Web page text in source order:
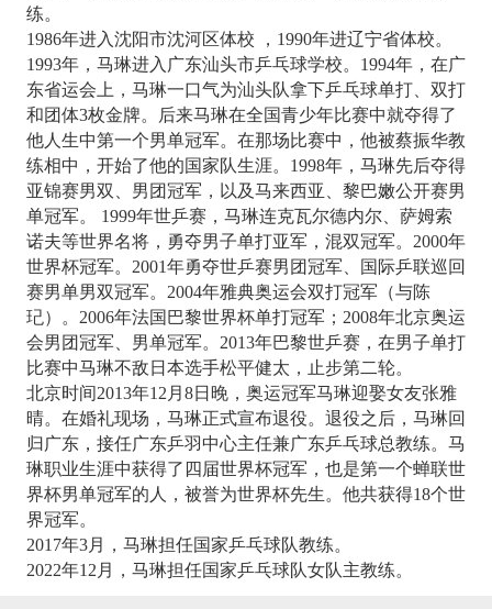
练。
1986年进入沈阳市沈河区体校 ，1990年进辽宁省体校。
1993年，马琳进入广东汕头市乒乓球学校。1994年，在广
东省运会上，马琳一口气为汕头队拿下乒乓球单打、双打
和团体3枚金牌。后来马琳在全国青少年比赛中就夺得了
他人生中第一个男单冠军。在那场比赛中，他被蔡振华教
练相中，开始了他的国家队生涯。1998年，马琳先后夺得
亚锦赛男双、男团冠军，以及马来西亚、黎巴嫩公开赛男
单冠军。 1999年世乒赛，马琳连克瓦尔德内尔、萨姆索
诺夫等世界名将，勇夺男子单打亚军，混双冠军。2000年
世界杯冠军。2001年勇夺世乒赛男团冠军、国际乒联巡回
赛男单男双冠军。2004年雅典奥运会双打冠军（与陈
玘）。2006年法国巴黎世界杯单打冠军；2008年北京奥运
会男团冠军、男单冠军。2013年巴黎世乒赛，在男子单打
比赛中马琳不敌日本选手松平健太，止步第二轮。
北京时间2013年12月8日晚，奥运冠军马琳迎娶女友张雅
晴。在婚礼现场，马琳正式宣布退役。退役之后，马琳回
归广东，接任广东乒羽中心主任兼广东乒乓球总教练。马
琳职业生涯中获得了四届世界杯冠军，也是第一个蝉联世
界杯男单冠军的人，被誉为世界杯先生。他共获得18个世
界冠军。
2017年3月，马琳担任国家乒乓球队教练。
2022年12月，马琳担任国家乒乓球队女队主教练。